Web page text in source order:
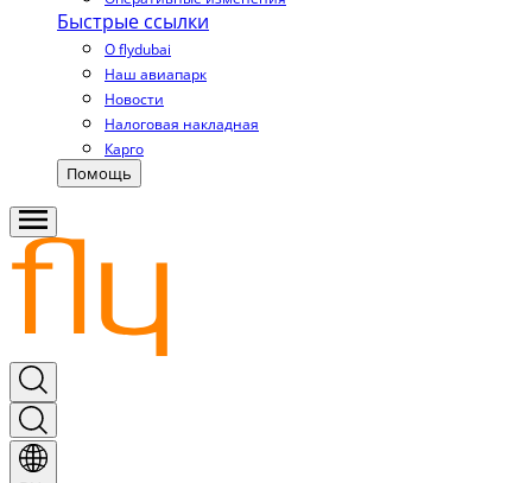
Быстрые ссылки
О flydubai
Наш авиапарк
Новости
Налоговая накладная
Карго
Помощь